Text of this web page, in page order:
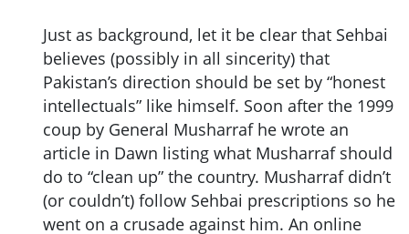
Just as background, let it be clear that Sehbai
believes (possibly in all sincerity) that
Pakistan’s direction should be set by “honest
intellectuals” like himself. Soon after the 1999
coup by General Musharraf he wrote an
article in Dawn listing what Musharraf should
do to “clean up” the country. Musharraf didn’t
(or couldn’t) follow Sehbai prescriptions so he
went on a crusade against him. An online